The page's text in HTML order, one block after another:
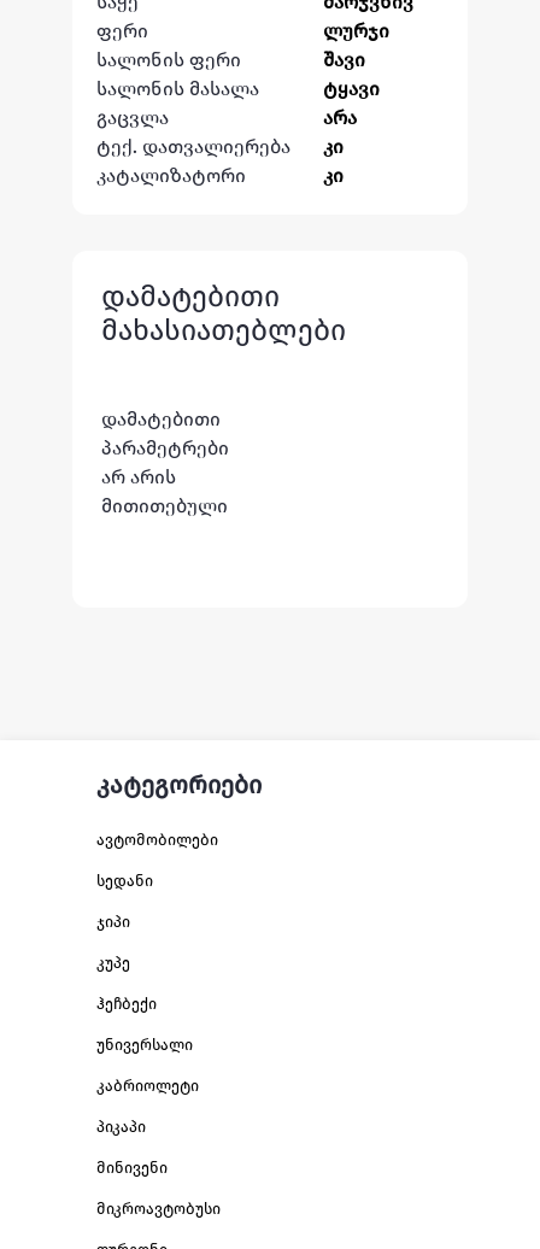
ფერი
ლურჯი
სალონის ფერი
შავი
სალონის მასალა
ტყავი
გაცვლა
არა
ტექ. დათვალიერება
კი
კატალიზატორი
კი
დამატებითი
მახასიათებლები
დამატებითი
პარამეტრები
არ არის
მითითებული
კატეგორიები
ავტომობილები
სედანი
ჯიპი
კუპე
ჰეჩბექი
უნივერსალი
კაბრიოლეტი
პიკაპი
მინივენი
მიკროავტობუსი